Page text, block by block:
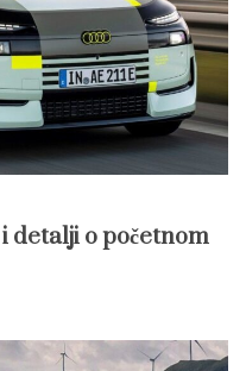
detalji o početnom